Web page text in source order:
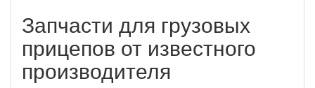
Запчасти для грузовых
прицепов от известного
производителя